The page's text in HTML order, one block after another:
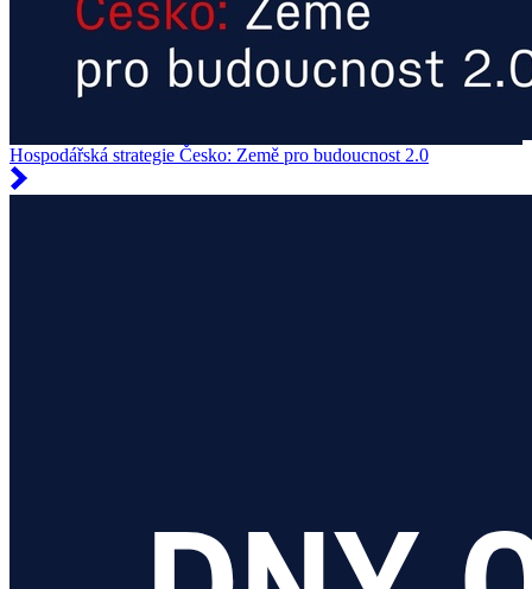
Hospodářská strategie Česko: Země pro budoucnost 2.0